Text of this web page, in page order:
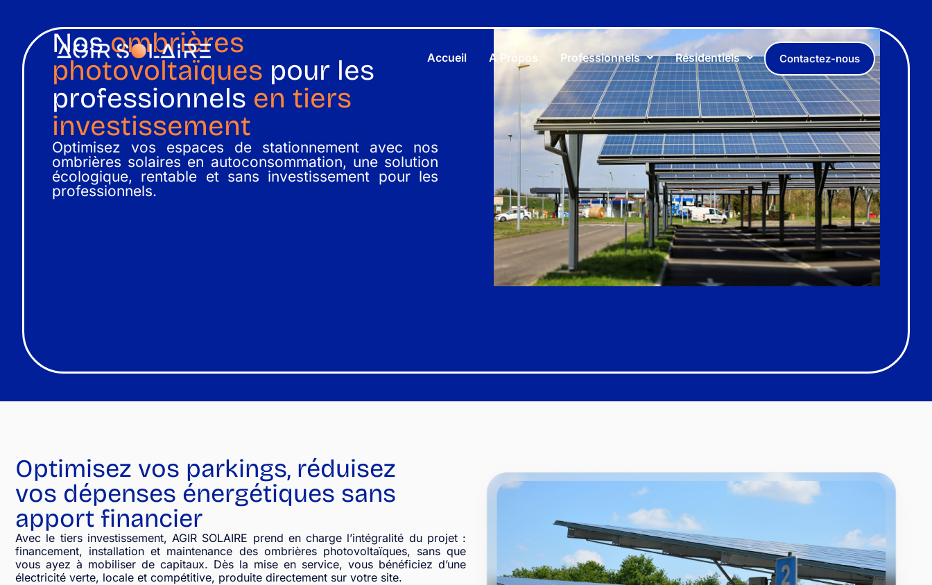
Accueil A Propos Professionnels Résidentiels Contactez-nous
Nosombrières
photovoltaïques pour les
professionnels en tiers
investissement
Optimisez vos espaces de stationnement avec nos
ombrières solaires en autoconsommation, une solution
écologique, rentable et sans investissement pour les
professionnels.
Optimisez vos parkings, réduisez
vos dépenses énergétiques sans
apport financier
Avec le tiers investissement, AGIR SOLAIRE prend en charge l’intégralité du projet :
financement, installation et maintenance des ombrières photovoltaïques, sans que
vous ayez à mobiliser de capitaux. Dès la mise en service, vous bénéficiez d’une
électricité verte, locale et compétitive, produite directement sur votre site.